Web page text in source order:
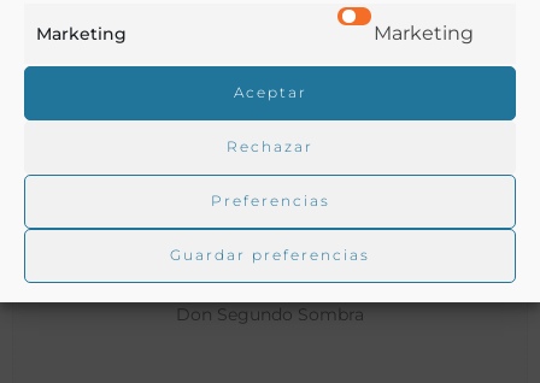
Marketing Marketing
Aceptar
Rechazar
Preferencias
Guardar preferencias
Don Segundo Sombra